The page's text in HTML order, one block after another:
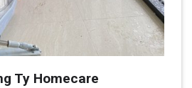
Ty Homecare